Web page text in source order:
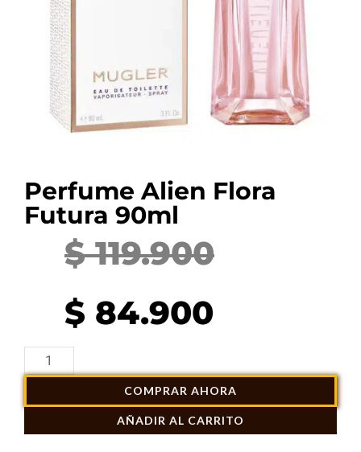
Perfume Alien Flora
Futura 90ml
$119.900Original
$ 119.900.
$ 84.900
Current
$ 84.900.
Perfume
Alien
Flora
Futura
COMPRAR AHORA
AÑADIR AL CARRITO